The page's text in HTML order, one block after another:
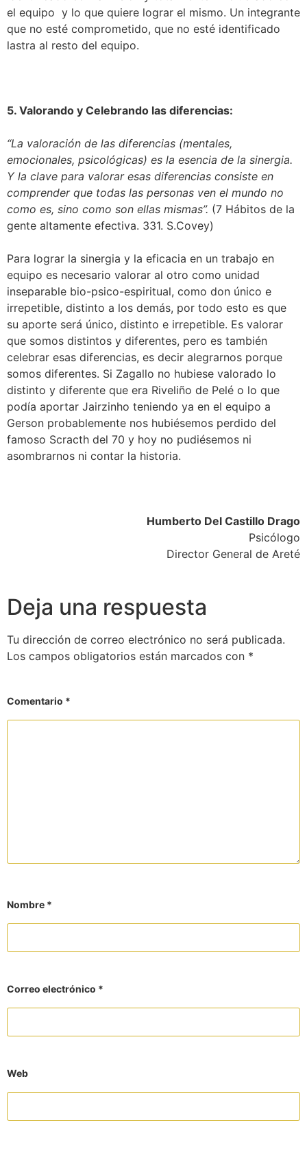
el equipo y lo que quiere lograr el mismo. Un integrante
que no esté comprometido, que no esté identificado
lastra al resto del equipo.
5. Valorando y Celebrando las diferencias:
“La valoración de las diferencias (mentales,
emocionales, psicológicas) es la esencia de la sinergia.
Y la clave para valorar esas diferencias consiste en
comprender que todas las personas ven el mundo no
como es, sino como son ellas mismas”. (7 Hábitos de la
gente altamente efectiva. 331. S.Covey)
Para lograr la sinergia y la eficacia en un trabajo en
equipo es necesario valorar al otro como unidad
inseparable bio-psico-espiritual, como don único e
irrepetible, distinto a los demás, por todo esto es que
su aporte será único, distinto e irrepetible. Es valorar
que somos distintos y diferentes, pero es también
celebrar esas diferencias, es decir alegrarnos porque
somos diferentes. Si Zagallo no hubiese valorado lo
distinto y diferente que era Riveliño de Pelé o lo que
podía aportar Jairzinho teniendo ya en el equipo a
Gerson probablemente nos hubiésemos perdido del
famoso Scracth del 70 y hoy no pudiésemos ni
asombrarnos ni contar la historia.
Humberto Del Castillo Drago
Psicólogo
Director General de Areté
Deja una respuesta
Tu dirección de correo electrónico no será publicada.
Los campos obligatorios están marcados con *
Comentario *
Nombre *
Correo electrónico *
Web